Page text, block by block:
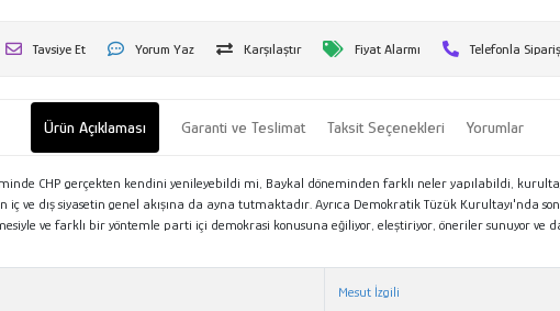
Tavsiye Et Yorum Yaz Karşılaştır Fiyat Alarmı Telefonla Sipariş
Ürün Açıklaması Garanti ve Teslimat Taksit Seçenekleri Yorumlar
CHP gerçekten kendini yenileyebildi mi, Baykal döneminden farklı neler yapılabildi,
ve dış siyasetin genel akışına da ayna tutmaktadır. Ayrıca Demokratik Tüzük Kurultayı'nda
ve farklı bir yöntemle parti içi demokrasi konusuna eğiliyor, eleştiriyor, öneriler sunuyor ve
Mesut İzgili